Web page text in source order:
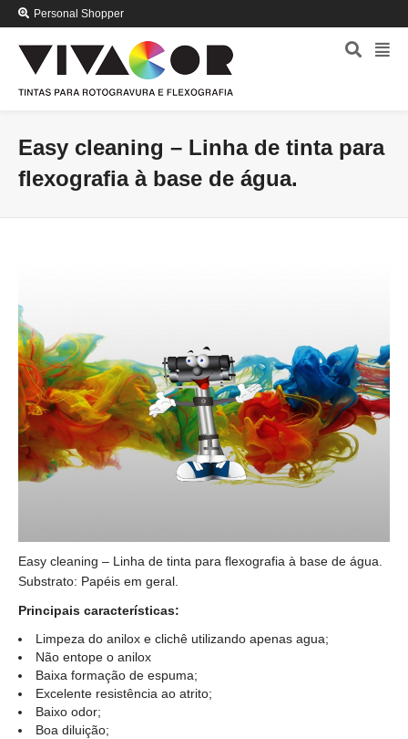
Personal Shopper
Easy cleaning – Linha de tinta para
flexografia à base de água.
Easy cleaning – Linha de tinta para flexografia à base de água.
Substrato: Papéis em geral.
Principais características:
Limpeza do anilox e clichê utilizando apenas agua;
Não entope o anilox
Baixa formação de espuma;
Excelente resistência ao atrito;
Baixo odor;
Boa diluição;